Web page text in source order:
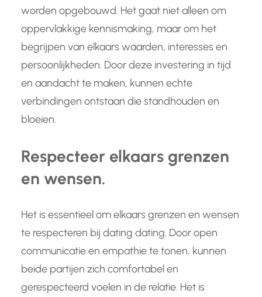
worden opgebouwd. Het gaat niet alleen om
oppervlakkige kennismaking, maar om het
begrijpen van elkaars waarden, interesses en
persoonlijkheden. Door deze investering in tijd
en aandacht te maken, kunnen echte
verbindingen ontstaan die standhouden en
bloeien.
Respecteer elkaars grenzen
en wensen.
Het is essentieel om elkaars grenzen en wensen
te respecteren bij dating dating. Door open
communicatie en empathie te tonen, kunnen
beide partijen zich comfortabel en
gerespecteerd voelen in de relatie. Het is